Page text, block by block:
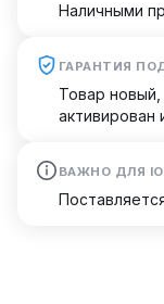
Наличными
ГАРАНТИЯ
Товар новый,
активирован
ВАЖНО ДЛЯ